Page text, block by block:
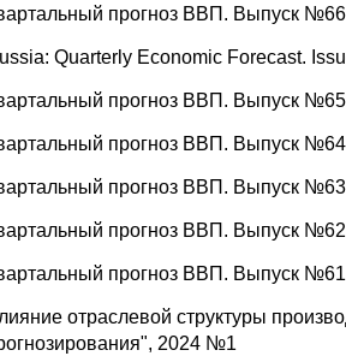
прогноз ВВП. Выпуск
Quarterly Economic Forecast.
прогноз ВВП. Выпуск
прогноз ВВП. Выпуск
прогноз ВВП. Выпуск
прогноз ВВП. Выпуск
прогноз ВВП. Выпуск
отраслевой структуры
2024 №1